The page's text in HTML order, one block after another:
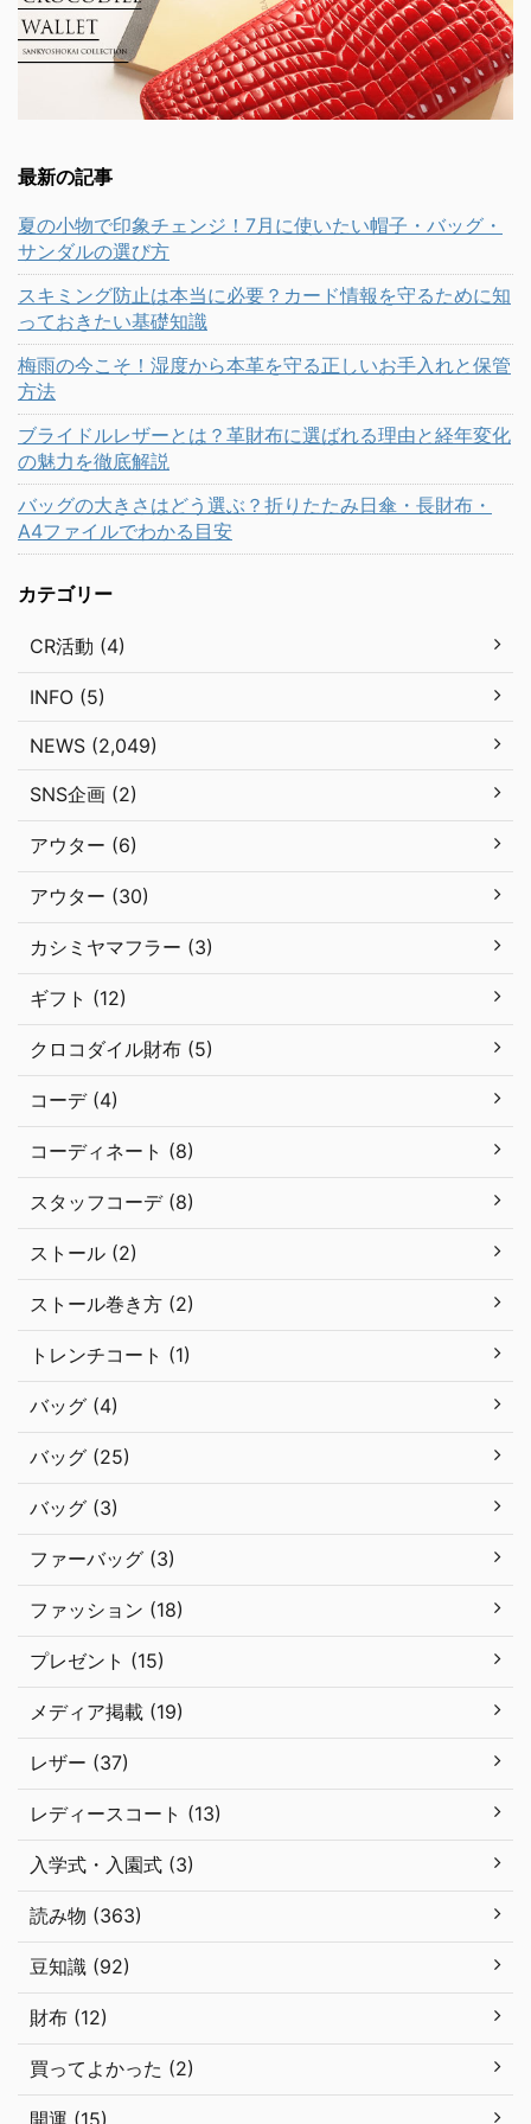
最新の記事
夏の小物で印象チェンジ！7月に使いたい帽子・バッグ・
サンダルの選び方
スキミング防止は本当に必要？カード情報を守るために知
っておきたい基礎知識
梅雨の今こそ！湿度から本革を守る正しいお手入れと保管
方法
ブライドルレザーとは？革財布に選ばれる理由と経年変化
の魅力を徹底解説
バッグの大きさはどう選ぶ？折りたたみ日傘・長財布・
A4ファイルでわかる目安
カテゴリー
CR活動 (4)
INFO (5)
NEWS (2,049)
SNS企画 (2)
アウター (6)
アウター (30)
カシミヤマフラー (3)
ギフト (12)
クロコダイル財布 (5)
コーデ (4)
コーディネート (8)
スタッフコーデ (8)
ストール (2)
ストール巻き方 (2)
トレンチコート (1)
バッグ (4)
バッグ (25)
バッグ (3)
ファーバッグ (3)
ファッション (18)
プレゼント (15)
メディア掲載 (19)
レザー (37)
レディースコート (13)
入学式・入園式 (3)
読み物 (363)
豆知識 (92)
財布 (12)
買ってよかった (2)
開運 (15)